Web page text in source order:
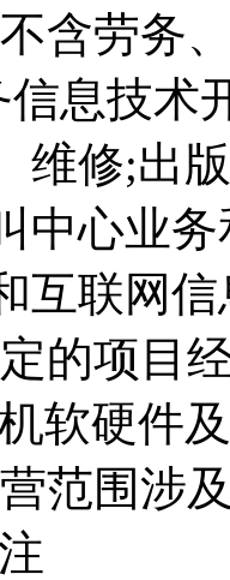
含劳务
息技术
维修;出
中心业
互联网
的项目
软硬件
范围涉